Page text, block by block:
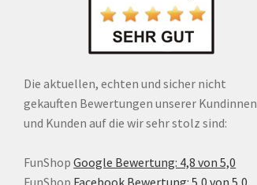
Die aktuellen, echten und sicher nicht
gekauften Bewertungen unserer Kundinnen
und Kunden auf die wir sehr stolz sind:
FunShop Google Bewertung: 4,8 von 5,0
FunShop Facebook Bewertung: 5,0 von 5,0